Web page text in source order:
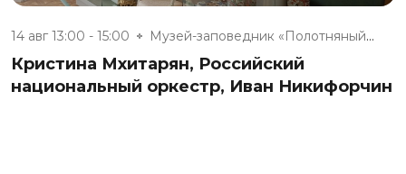
14 авг 13:00 - 15:00 Музей-заповедник «Полотняный З...
Кристина Мхитарян, Российский
национальный оркестр, Иван Никифорчин